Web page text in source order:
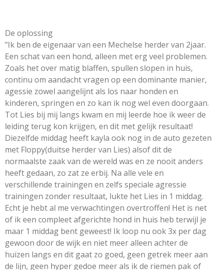
De oplossing
"Ik ben de eigenaar van een Mechelse herder van 2jaar.
Een schat van een hond, alleen met erg veel problemen.
Zoals het over matig blaffen, spullen slopen in huis,
continu om aandacht vragen op een dominante manier,
agessie zowel aangelijnt als los naar honden en
kinderen, springen en zo kan ik nog wel even doorgaan.
Tot Lies bij mij langs kwam en mij leerde hoe ik weer de
leiding terug kon krijgen, en dit met gelijk resultaat!
Diezelfde middag heeft kayla ook nog in de auto gezeten
met Floppy(duitse herder van Lies) alsof dit de
normaalste zaak van de wereld was en ze nooit anders
heeft gedaan, zo zat ze erbij. Na alle vele en
verschillende trainingen en zelfs speciale agressie
trainingen zonder resultaat, lukte het Lies in 1 middag.
Echt je hebt al me verwachtingen overtroffen! Het is net
of ik een compleet afgerichte hond in huis heb terwijl je
maar 1 middag bent geweest! Ik loop nu ook 3x per dag
gewoon door de wijk en niet meer alleen achter de
huizen langs en dit gaat zo goed, geen getrek meer aan
de lijn, geen hyper gedoe meer als ik de riemen pak of